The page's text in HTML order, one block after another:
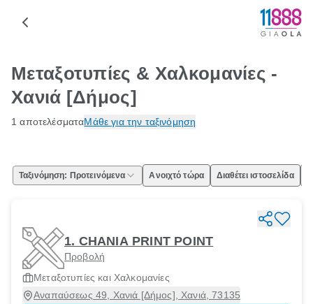
Μεταξοτυπίες & Χαλκομανίες -
Χανιά [Δήμος]
1 αποτελέσματαΜάθε για την ταξινόμηση
Ταξινόμηση: Προτεινόμενα Ανοιχτό τώρα Διαθέτει ιστοσελίδα
1. CHANIA PRINT POINT
Προβολή
Μεταξοτυπίες και Χαλκομανίες
Αναπαύσεως 49, Χανιά [Δήμος], Χανιά, 73135